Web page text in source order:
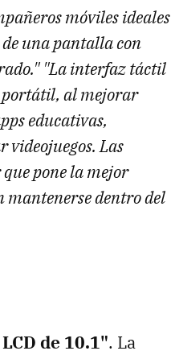
móviles ideales
una pantalla con
"La interfaz táctil
portátil, al mejorar
educativas,
videojuegos. Las
pone la mejor
dentro del
de 10.1". La